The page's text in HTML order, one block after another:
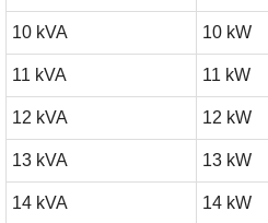
10 kVA 10 kW
11 kVA 11 kW
12 kVA 12 kW
13 kVA 13 kW
14 kVA 14 kW